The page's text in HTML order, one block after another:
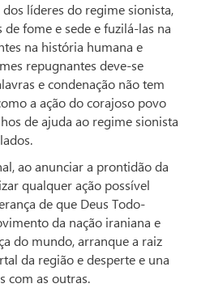
líderes do regime sionista,
fome e sede e fuzilá-las na
na história humana e
repugnantes deve-se
e condenação não tem
a ação do corajoso povo
de ajuda ao regime sionista
ao anunciar a prontidão da
qualquer ação possível
de que Deus Todo-
da nação iraniana e
do mundo, arranque a raiz
da região e desperte e una
com as outras.